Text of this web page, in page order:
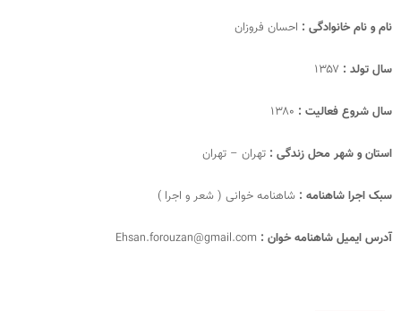
نام و نام خانوادگی : احسان فروزان
سال تولد : ۱۳۵۷
سال شروع فعالیت : ۱۳۸۰
استان و شهر محل زندگی : تهران – تهران
سبک اجرا شاهنامه : شاهنامه خوانی ( شعر و اجرا )
آدرس ایمیل شاهنامه خوان :